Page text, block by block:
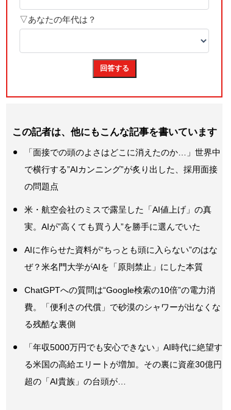
この記者は、他にもこんな記事を書いています
「面接での頭のよさはどこに消えたのか…」世界中
で横行する”AIカンニング”が炙り出した、採用面接
の問題点
米・航空会社のミスで露呈した「AI値上げ」の真
実。AIが”高くても買う人”を勝手に選んでいた
AIに作らせた資料が“ちっとも頭に入らない”のはな
ぜ？米名門大学がAIを「原則禁止」にした本質
ChatGPTへの質問は“Google検索の10倍”の電力消
費。「便利さの代償」で砂漠のシャワーが出なくな
る残酷な裏側
「年収5000万円でも安心できない」AI時代に絶望す
る米国の高給エリートが増加。その裏に資産30億円
超の「AI貴族」の台頭が…